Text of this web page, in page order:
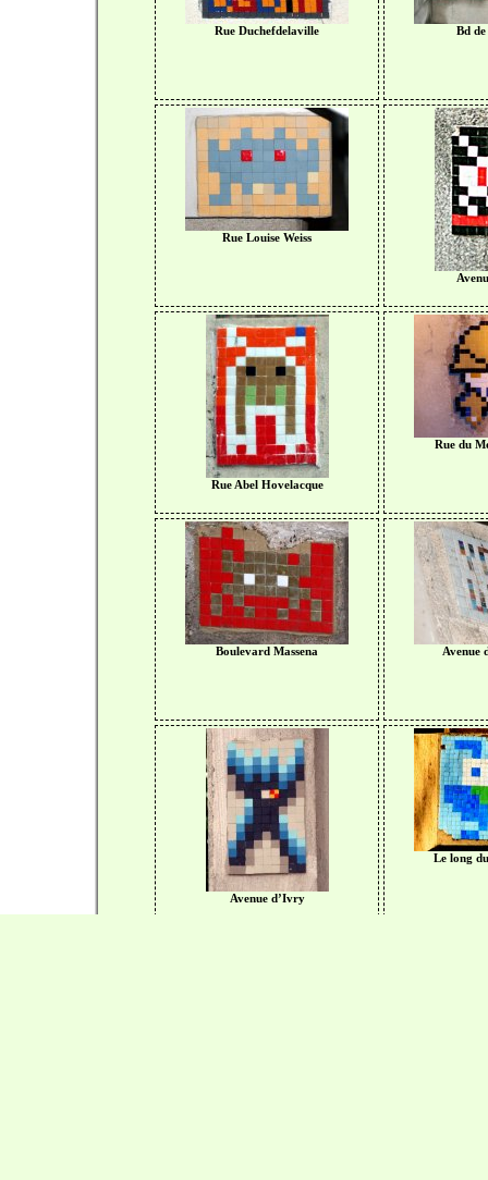
Rue Duchefdelaville Bd
Rue Louise Weiss
Rue Abel Hovelacque
Rue du
Boulevard Massena Avenue
Avenue d’Ivry
Le long